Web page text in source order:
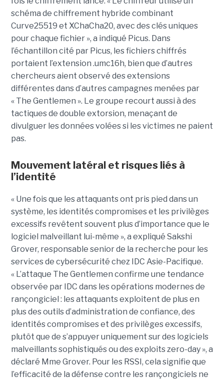
schéma de chiffrement hybride combinant
Curve25519 et XChaCha20, avec des clés uniques
pour chaque fichier », a indiqué Picus. Dans
l’échantillon cité par Picus, les fichiers chiffrés
portaient l’extension .umc16h, bien que d’autres
chercheurs aient observé des extensions
différentes dans d’autres campagnes menées par
« The Gentlemen ». Le groupe recourt aussi à des
tactiques de double extorsion, menaçant de
divulguer les données volées si les victimes ne paient
pas.
Mouvement latéral et risques liés à
l’identité
« Une fois que les attaquants ont pris pied dans un
système, les identités compromises et les privilèges
excessifs revêtent souvent plus d’importance que le
logiciel malveillant lui-même », a expliqué Sakshi
Grover, responsable senior de la recherche pour les
services de cybersécurité chez IDC Asie-Pacifique.
« L’attaque The Gentlemen confirme une tendance
observée par IDC dans les opérations modernes de
rançongiciel : les attaquants exploitent de plus en
plus des outils d’administration de confiance, des
identités compromises et des privilèges excessifs,
plutôt que de s’appuyer uniquement sur des logiciels
malveillants sophistiqués ou des exploits zero-day », a
déclaré Mme Grover. Pour les RSSI, cela signifie que
l’efficacité de la défense contre les rançongiciels ne